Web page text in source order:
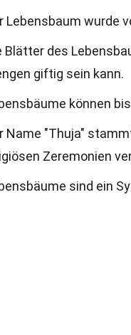
Lebensbaum wurde
Blätter des
giftig sein kann.
können
Name "Thuja"
Zeremonien
sind ein